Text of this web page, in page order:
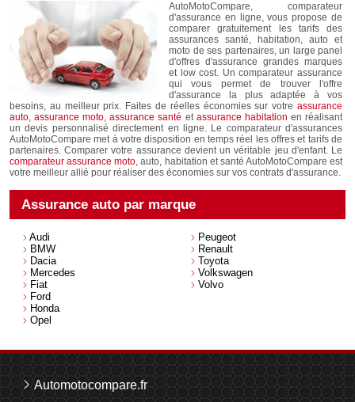
AutoMotoCompare, comparateur
d'assurance en ligne, vous propose de
comparer gratuitement les tarifs des
assurances santé, habitation, auto et
moto de ses partenaires, un large panel
d'offres d'assurance grandes marques
et low cost. Un comparateur assurance
qui vous permet de trouver l'offre
d'assurance la plus adaptée à vos
besoins, au meilleur prix. Faites de réelles économies sur votre assurance
auto,assurance moto,assurance santé et assurance habitation en réalisant
un devis personnalisé directement en ligne. Le comparateur d'assurances
AutoMotoCompare met à votre disposition en temps réel les offres et tarifs de
partenaires. Comparer votre assurance devient un véritable jeu d'enfant. Le
comparateur assurance moto, auto, habitation et santé AutoMotoCompare est
votre meilleur allié pour réaliser des économies sur vos contrats d'assurance.
Assurance auto par marque
Audi
BMW
Dacia
Mercedes
Peugeot
Renault
Toyota
Volkswagen
Fiat
Ford
Honda
Opel
Volvo
Automotocompare.fr